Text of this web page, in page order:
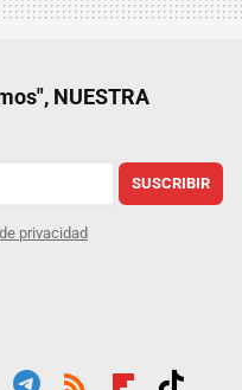
NUESTRA
SUSCRIBIR
privacidad